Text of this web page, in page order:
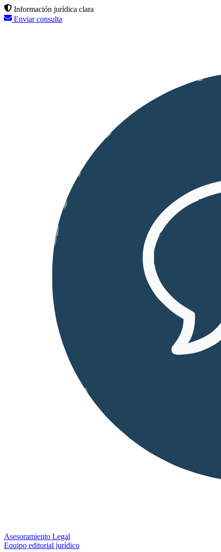
Información jurídica clara
Enviar consulta
Asesoramiento Legal
Equipo editorial jurídico